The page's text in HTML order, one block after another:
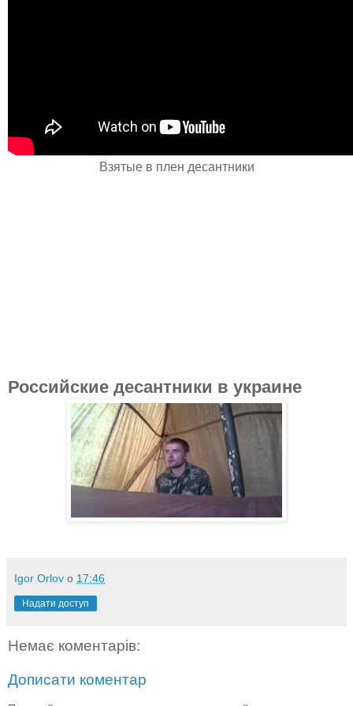
Взятые в плен десантники
Российские десантники в украине
Igor Orlov о 17:46
Надати доступ
Немає коментарів:
Дописати коментар